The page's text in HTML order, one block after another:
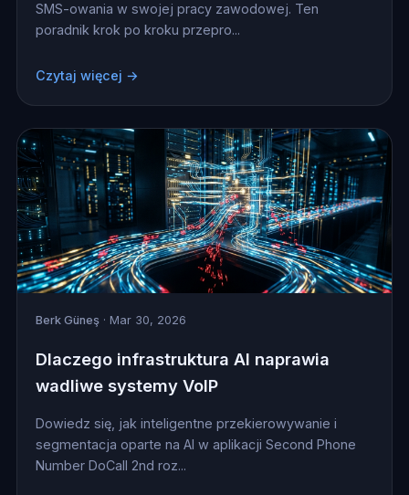
SMS-owania w swojej pracy zawodowej. Ten
poradnik krok po kroku przepro...
Czytaj więcej →
Berk Güneş· Mar 30, 2026
Dlaczego infrastruktura AI naprawia
wadliwe systemy VoIP
Dowiedz się, jak inteligentne przekierowywanie i
segmentacja oparte na AI w aplikacji Second Phone
Number DoCall 2nd roz...